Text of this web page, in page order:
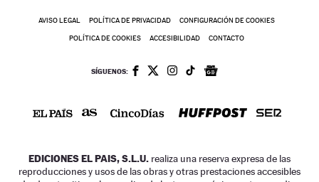
AVISO LEGAL POLÍTICA DE PRIVACIDAD CONFIGURACIÓN DE COOKIES
POLÍTICA DE COOKIES ACCESIBILIDAD CONTACTO
SÍGUENOS:
EDICIONES EL PAIS, S.L.U. realiza una reserva expresa de las
reproducciones y usos de las obras y otras prestaciones accesibles